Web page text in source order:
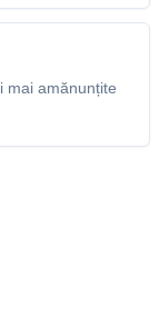
mai amănunțite